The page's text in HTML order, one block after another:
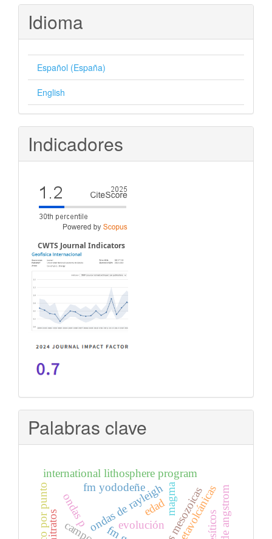
Idioma
Español (España)
English
Indicadores
CWTS Journal Indicators
Palabras clave
ondas de rayleighrocas mesozoicas
international lithosphere program
ondas p
fm yododeñe magma
evolución
edad